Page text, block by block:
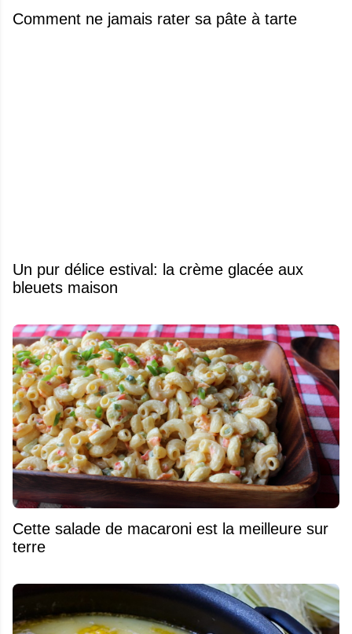
Comment ne jamais rater sa pâte à tarte
Un pur délice estival: la crème glacée aux
bleuets maison
Cette salade de macaroni est la meilleure sur
terre